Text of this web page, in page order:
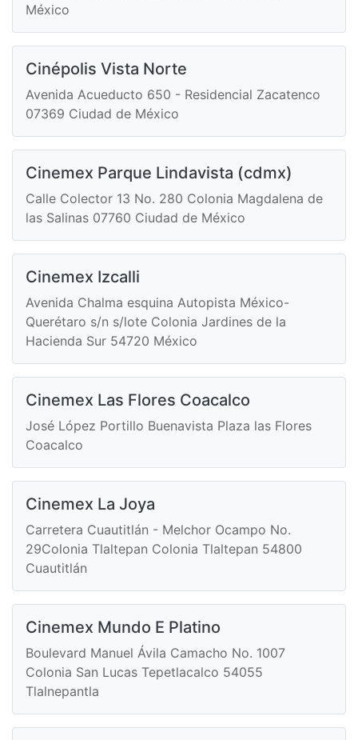
México
Cinépolis Vista Norte
Avenida Acueducto 650 - Residencial Zacatenco
07369 Ciudad de México
Cinemex Parque Lindavista (cdmx)
Calle Colector 13 No. 280 Colonia Magdalena de
las Salinas 07760 Ciudad de México
Cinemex Izcalli
Avenida Chalma esquina Autopista México-
Querétaro s/n s/lote Colonia Jardines de la
Hacienda Sur 54720 México
Cinemex Las Flores Coacalco
José López Portillo Buenavista Plaza las Flores
Coacalco
Cinemex La Joya
Carretera Cuautitlán - Melchor Ocampo No.
29Colonia Tlaltepan Colonia Tlaltepan 54800
Cuautitlán
Cinemex Mundo E Platino
Boulevard Manuel Ávila Camacho No. 1007
Colonia San Lucas Tepetlacalco 54055
Tlalnepantla